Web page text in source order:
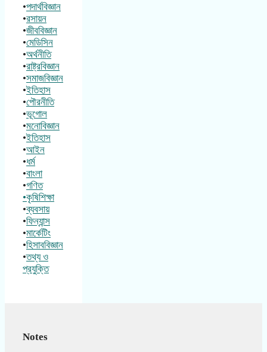
•পদার্থবিজ্ঞান
•রসায়ন
•জীববিজ্ঞান
•মেডিসিন
•অর্থনীতি
•রাষ্ট্রবিজ্ঞান
•সমাজবিজ্ঞান
•ইতিহাস
•পৌরনীতি
•ভূগোল
•মনোবিজ্ঞান
•ইতিহাস
•আইন
•ধর্ম
•বাংলা
•গণিত
•কৃষিশিক্ষা
•ব্যবসায়
•ফিন্যান্স
•মার্কেটিং
•হিসাববিজ্ঞান
•তথ্য ও
প্রযুক্তি
Notes